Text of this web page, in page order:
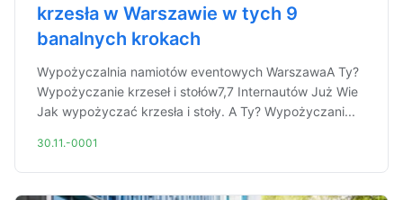
krzesła w Warszawie w tych 9
banalnych krokach
Wypożyczalnia namiotów eventowych WarszawaA Ty?
Wypożyczanie krzeseł i stołów7,7 Internautów Już Wie
Jak wypożyczać krzesła i stoły. A Ty? Wypożyczani...
30.11.-0001